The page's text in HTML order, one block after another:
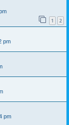
1 2
pm
pm